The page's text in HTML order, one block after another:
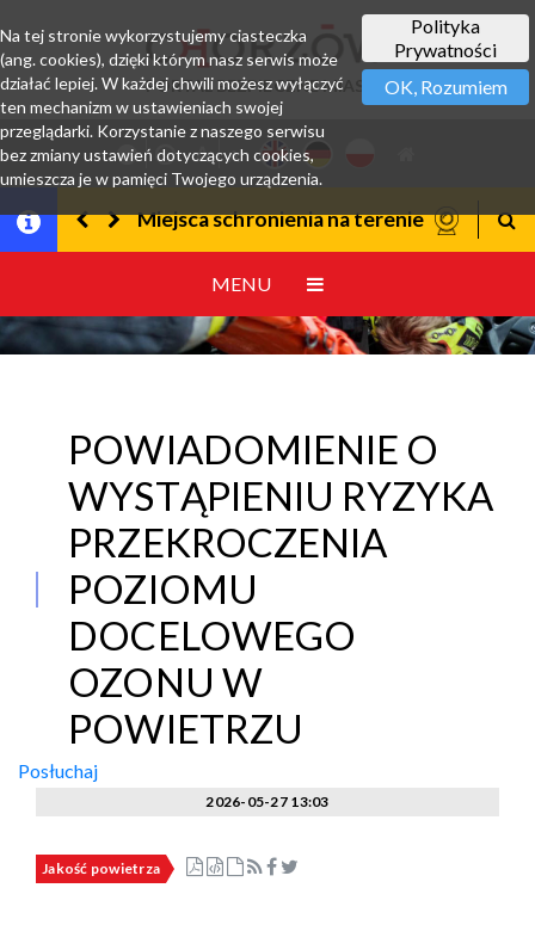
PORTAL BEZPIECZNE MIASTO
schronienia na terenie miasta - aplikacja "Gdzie się
Bezpieczeństwo w czasie
MENU
POWIADOMIENIE O
WYSTĄPIENIU RYZYKA
PRZEKROCZENIA
POZIOMU
DOCELOWEGO
OZONU W
POWIETRZU
Posłuchaj
2026-05-27 13:03
Jakość powietrza
Polityka
Prywatności
OK, Rozumiem
Na tej stronie wykorzystujemy ciasteczka
(ang. cookies), dzięki którym nasz serwis może
działać lepiej. W każdej chwili możesz wyłączyć
ten mechanizm w ustawieniach swojej
przeglądarki. Korzystanie z naszego serwisu
bez zmiany ustawień dotyczących cookies,
umieszcza je w pamięci Twojego urządzenia.